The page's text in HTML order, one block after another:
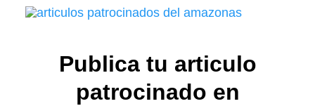
Publica tu articulo
patrocinado en